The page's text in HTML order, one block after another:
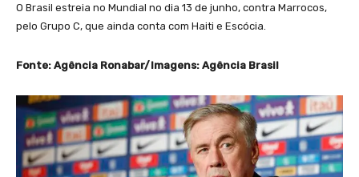
O Brasil estreia no Mundial no dia 13 de junho, contra Marrocos,
pelo Grupo C, que ainda conta com Haiti e Escócia.
Fonte: Agência Ronabar/Imagens: Agência Brasil